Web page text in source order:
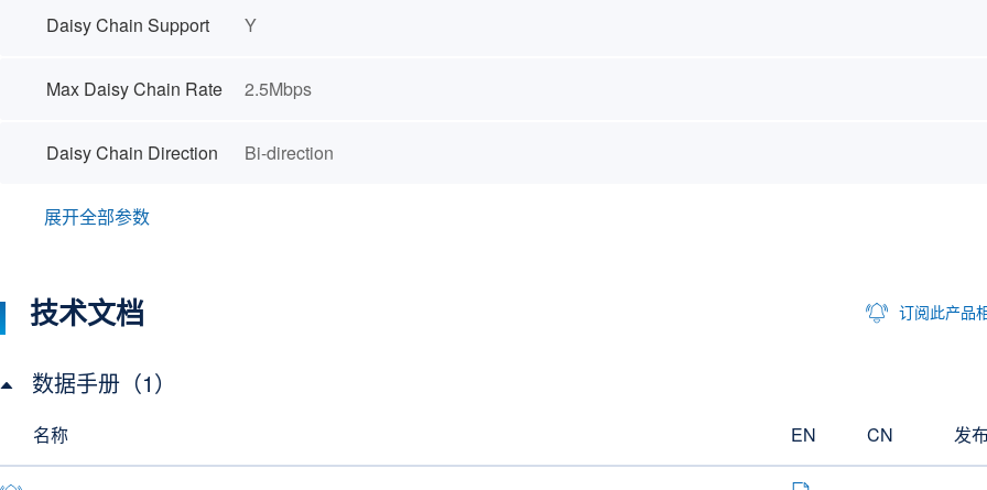
Daisy Chain Support Y
Max Daisy Chain Rate 2.5Mbps
Daisy Chain Direction Bi-direction
展开全部参数
技术文档 订阅此产品
数据手册（1）
名称 EN CN 发